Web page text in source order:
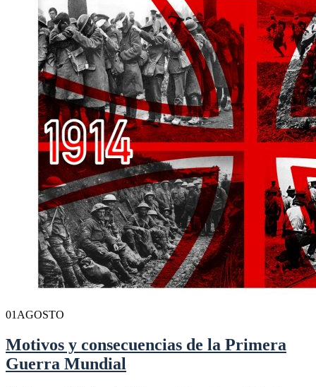
01 AGOSTO
Motivos y consecuencias de la Primera
Guerra Mundial